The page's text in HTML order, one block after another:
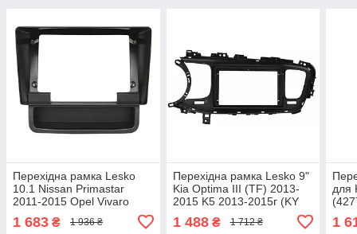
Перехідна рамка Lesko
10.1 Nissan Primastar
2011-2015 Opel Vivaro
2011-2014 Renault Trafic II
2011-2014 7 шт.
1 683 ₴ 1 936 ₴
Перехідна рамка Lesko 9"
Kia Optima III (TF) 2013-
2015 K5 2013-2015г (KY
1 488₴ 1 712 ₴
для
1